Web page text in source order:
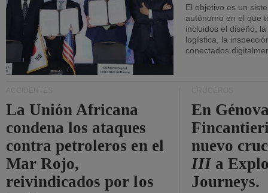
El objetivo es un
autónomo en el que
incluidos el diseño,
logística, la
conectados
La Unión Africana
condena los ataques
contra petroleros en el
Mar Rojo,
reivindicados por los
En
nuevo
III a
Journeys.